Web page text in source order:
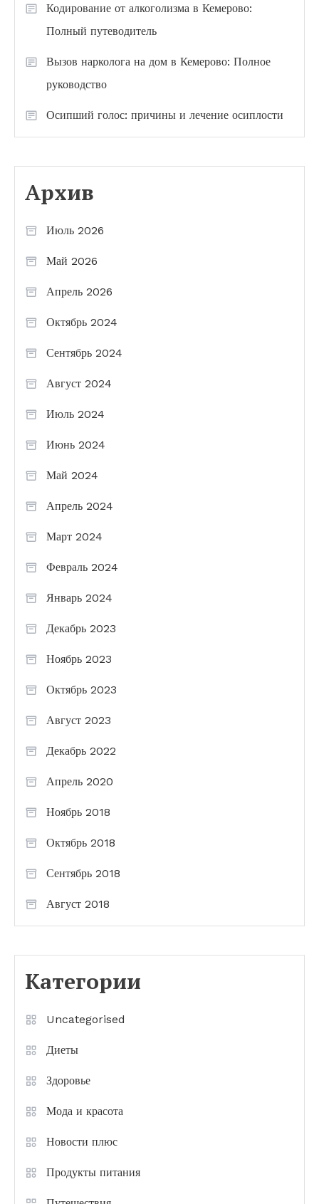
Кодирование от алкоголизма в Кемерово:
Полный путеводитель
Вызов нарколога на дом в Кемерово: Полное
руководство
Осипший голос: причины и лечение осиплости
Архив
Июль 2026
Май 2026
Апрель 2026
Октябрь 2024
Сентябрь 2024
Август 2024
Июль 2024
Июнь 2024
Май 2024
Апрель 2024
Март 2024
Февраль 2024
Январь 2024
Декабрь 2023
Ноябрь 2023
Октябрь 2023
Август 2023
Декабрь 2022
Апрель 2020
Ноябрь 2018
Октябрь 2018
Сентябрь 2018
Август 2018
Категории
Uncategorised
Диеты
Здоровье
Мода и красота
Новости плюс
Продукты питания